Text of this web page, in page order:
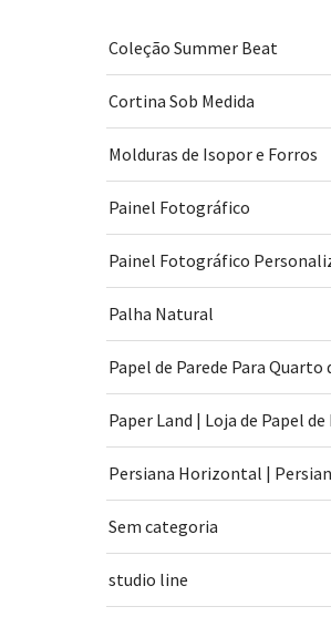
Coleção Summer Beat
Cortina Sob Medida
Molduras de Isopor e Forros
Painel Fotográfico
Palha Natural
Sem categoria
studio line